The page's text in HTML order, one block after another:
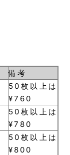
備考
50枚以上は
¥760
50枚以上は
¥780
50枚以上は
¥800